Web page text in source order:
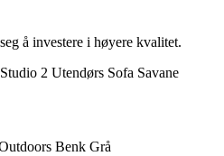
å investere i høyere kvalitet.
2 Utendørs Sofa Savane
Benk Grå